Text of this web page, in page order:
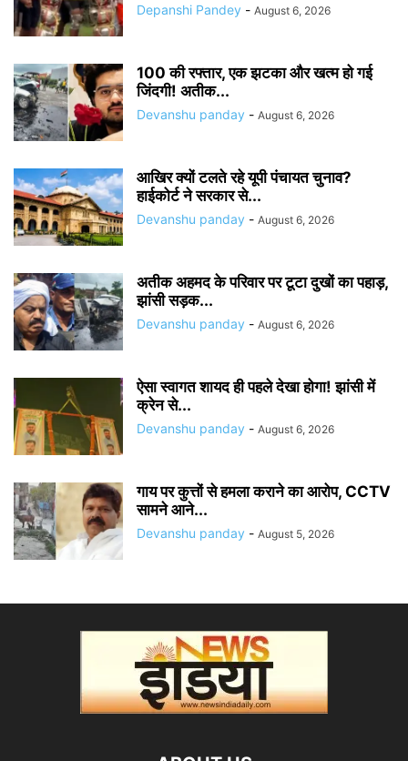
Depanshi Pandey - August 6, 2026
100 की रफ्तार, एक झटका और खत्म हो गई
जिंदगी! अतीक...
Devanshu panday - August 6, 2026
आखिर क्यों टलते रहे यूपी पंचायत चुनाव?
हाईकोर्ट ने सरकार से...
Devanshu panday - August 6, 2026
अतीक अहमद के परिवार पर टूटा दुखों का पहाड़,
झांसी सड़क...
Devanshu panday - August 6, 2026
ऐसा स्वागत शायद ही पहले देखा होगा! झांसी में
क्रेन से...
Devanshu panday - August 6, 2026
गाय पर कुत्तों से हमला कराने का आरोप, CCTV
सामने आने...
Devanshu panday - August 5, 2026